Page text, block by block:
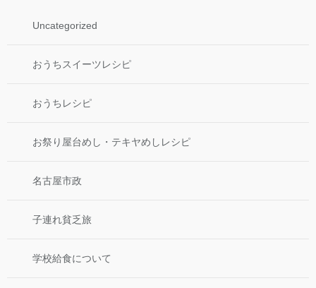
Uncategorized
おうちスイーツレシピ
おうちレシピ
お祭り屋台めし・テキヤめしレシピ
名古屋市政
子連れ貧乏旅
学校給食について